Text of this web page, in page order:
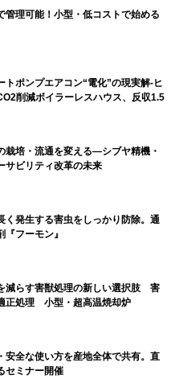
管理可能！小型・低コストで始める
トポンプエアコン“電化”の現実解-ヒ
削減ボイラーレスハウス、反収1.5
栽培・流通を変える―シブヤ精機・
サビリティ改革の未来
く発生する害虫をしっかり防除。通
フーモン』
減らす害獣処理の新しい選択肢 害
正処理 小型・超高温焼却炉
安全な使い方を産地全体で共有。直
セミナー開催